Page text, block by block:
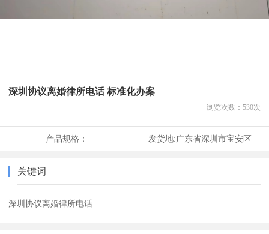
深圳协议离婚律所电话 标准化办案
浏览次数： 530次
产品规格： 发货地:广东省深圳市宝安区
关键词
深圳协议离婚律所电话